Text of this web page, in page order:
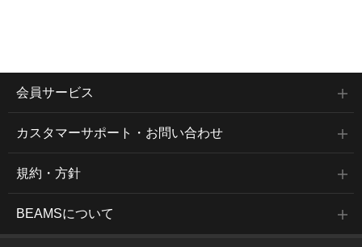
会員サービス
カスタマーサポート・お問い合わせ
規約・方針
BEAMSについて